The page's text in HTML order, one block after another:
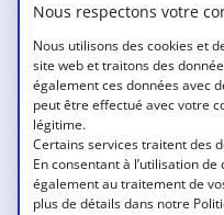
Nous respectons votre
Nous utilisons des cookies et
site web et traitons des
également ces données avec
peut être effectué avec votre
légitime.
Certains services traitent des
En consentant à l’utilisation
également au traitement de
plus de détails dans notre